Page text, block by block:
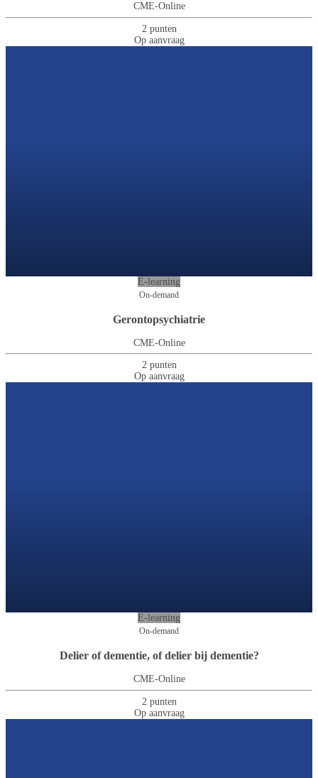
CME-Online
2 punten
Op aanvraag
E-learning
On-demand
Gerontopsychiatrie
CME-Online
2 punten
Op aanvraag
E-learning
On-demand
Delier of dementie, of delier bij dementie?
CME-Online
2 punten
Op aanvraag